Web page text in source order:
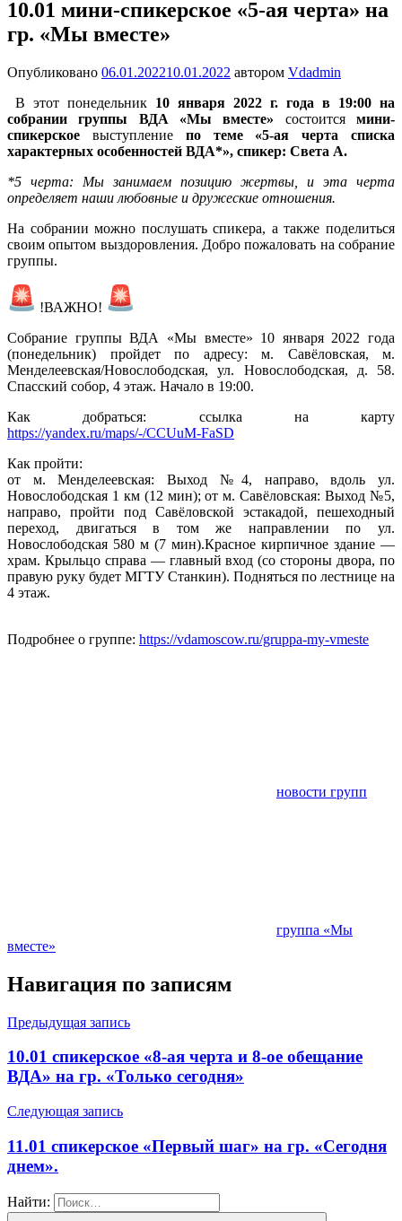
10.01 мини-спикерское «5-ая черта» на
гр. «Мы вместе»
Опубликовано 06.01.202210.01.2022 автором Vdadmin
В этот понедельник 10 января 2022 г. года в 19:00 на
собрании группы ВДА «Мы вместе» состоитсямини-
спикерское выступление по теме «5-ая черта списка
характерных особенностей ВДА*», спикер: Света А.
*5 черта: Мы занимаем позицию жертвы, и эта черта
определяет наши любовные и дружеские отношения.
На собрании можно послушать спикера, а также поделиться
своим опытом выздоровления. Добро пожаловать на собрание
группы.
!ВАЖНО!
Собрание группы ВДА «Мы вместе» 10 января 2022 года
(понедельник) пройдет по адресу: м. Савёловская, м.
Менделеевская/Новослободская, ул. Новослободская, д. 58.
Спасский собор, 4 этаж. Начало в 19:00.
Как добраться: ссылка на карту
https://yandex.ru/maps/-/CCUuM-FaSD
Как пройти:
от м. Менделеевская: Выход №4, направо, вдоль ул.
Новослободская 1 км (12 мин); от м. Савёловская: Выход №5,
направо, пройти под Савёловской эстакадой, пешеходный
переход, двигаться в том же направлении по ул.
Новослободская 580 м (7 мин).Красное кирпичное здание —
храм. Крыльцо справа — главный вход (со стороны двора, по
правую руку будет МГТУ Станкин). Подняться по лестнице на
4 этаж.
Подробнее о группе: https://vdamoscow.ru/gruppa-my-vmeste
новости групп
группа «Мы
вместе»
Навигация по записям
Предыдущая запись
10.01 спикерское «8-ая черта и 8-ое обещание
ВДА» на гр. «Только сегодня»
Следующая запись
11.01 спикерское «Первый шаг» на гр. «Сегодня
днем».
Найти: